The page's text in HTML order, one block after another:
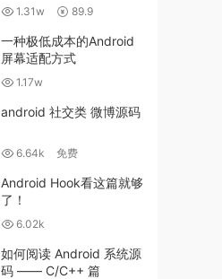
1.31w 89.9
一种极低成本的Android
屏幕适配方式
1.17w
android 社交类 微博源码
6.64k 免费
Android Hook看这篇就够
了！
6.02k
如何阅读 Android 系统源
码 —— C/C++ 篇